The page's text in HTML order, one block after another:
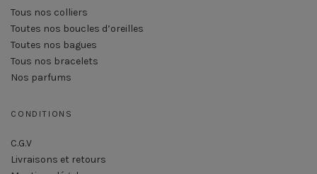
Tous nos colliers
Toutes nos boucles d’oreilles
Toutes nos bagues
Tous nos bracelets
Nos parfums
CONDITIONS
C.G.V
Livraisons et retours